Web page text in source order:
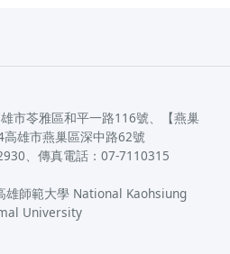
市苓雅區和平一路116號、【燕巢
雄市燕巢區深中路62號
、傳真電話：07-7110315
雄師範大學 National Kaohsiung
University